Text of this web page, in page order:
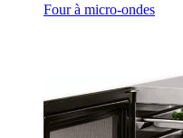
Four à micro-ondes